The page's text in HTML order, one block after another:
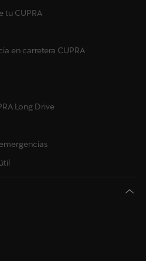
tu CUPRA
en carretera CUPRA
Long Drive